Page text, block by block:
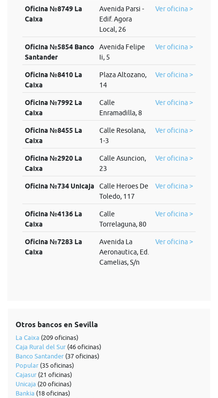
Oficina №8749 La
Caixa
Avenida Parsi -
Edif. Agora
Local, 26
Ver oficina >
Oficina №5854 Banco
Santander
Avenida Felipe
Ii, 5
Ver oficina >
Oficina №8410 La
Caixa
Plaza Altozano,
14
Ver oficina >
Oficina №7992 La
Caixa
Calle
Enramadilla, 8
Ver oficina >
Oficina №8455 La
Caixa
Calle Resolana,
1-3
Ver oficina >
Oficina №2920 La
Caixa
Calle Asuncion,
23
Ver oficina >
Oficina №734 Unicaja
Calle Heroes De
Toledo, 117
Ver oficina >
Oficina №4136 La
Caixa
Calle
Torrelaguna, 80
Ver oficina >
Oficina №7283 La
Caixa
Avenida La
Aeronautica, Ed.
Camelias, S/n
Ver oficina >
Otros bancos en Sevilla
La Caixa (209 oficinas)
Caja Rural del Sur (46 oficinas)
Banco Santander (37 oficinas)
Popular (35 oficinas)
Cajasur (21 oficinas)
Unicaja (20 oficinas)
Bankia (18 oficinas)